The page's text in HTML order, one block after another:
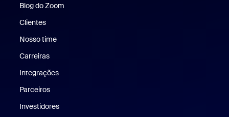
Blog do Zoom
Clientes
Nosso time
Carreiras
Integrações
Parceiros
Investidores